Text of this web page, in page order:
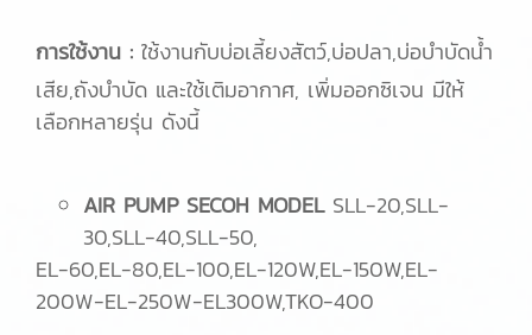
การใช้งาน : ใช้งานกับบ่อเลี้ยงสัตว์,บ่อปลา,บ่อบำบัดน้ำ
เสีย,ถังบำบัด และใช้เติมอากาศ, เพิ่มออกซิเจน มีให้
เลือกหลายรุ่น ดังนี้
AIR PUMP SECOH MODEL SLL-20,SLL-
30,SLL-40,SLL-50,
EL-60,EL-80,EL-100,EL-120W,EL-150W,EL-
200W-EL-250W-EL300W,TKO-400